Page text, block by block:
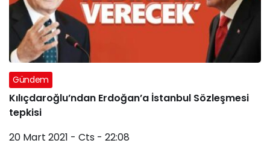
Gündem
Kılıçdaroğlu’ndan Erdoğan’a İstanbul Sözleşmesi
tepkisi
20 Mart 2021 - Cts - 22:08